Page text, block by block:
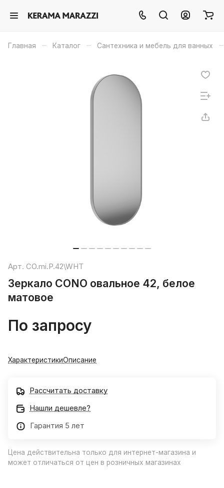
Главная – Каталог – Сантехника и мебель для ванных –
Арт. CO.mi.P.42\WHT
Зеркало CONO овальное 42, белое
матовое
По запросу
ХарактеристикиОписание
Рассчитать доставку
Нашли дешевле?
Гарантия 5 лет
Цена действительна только для интернет-магазина и
может отличаться от цен в розничных магазинах